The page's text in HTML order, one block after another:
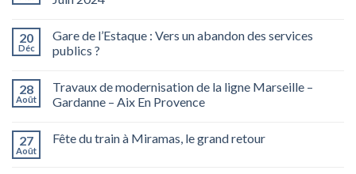
20
Déc
Gare de l’Estaque : Vers un abandon des services
publics ?
28
Août
Travaux de modernisation de la ligne Marseille –
Gardanne – Aix En Provence
27
Août
Fête du train à Miramas, le grand retour